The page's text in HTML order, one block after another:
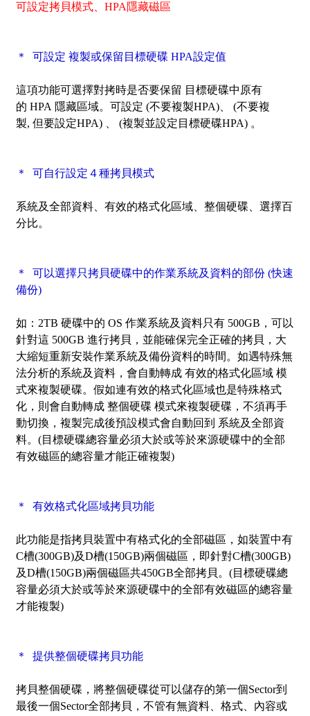
可設定拷貝模式、HPA隱藏磁區
＊ 可設定 複製或保留目標硬碟 HPA設定值
這項功能可選擇對拷時是否要保留 目標硬碟中原有
的 HPA 隱藏區域。可設定 (不要複製HPA)、 (不要複
製, 但要設定HPA) 、 (複製並設定目標硬碟HPA) 。
＊ 可自行設定４種拷貝模式
系統及全部資料、有效的格式化區域、整個硬碟、選擇百
分比。
＊ 可以選擇只拷貝硬碟中的作業系統及資料的部份 (快速
備份)
如：2TB 硬碟中的 OS 作業系統及資料只有 500GB，可以
針對這 500GB 進行拷貝，並能確保完全正確的拷貝，大
大縮短重新安裝作業系統及備份資料的時間。如遇特殊無
法分析的系統及資料，會自動轉成 有效的格式化區域 模
式來複製硬碟。假如連有效的格式化區域也是特殊格式
化，則會自動轉成 整個硬碟 模式來複製硬碟，不須再手
動切換，複製完成後預設模式會自動回到 系統及全部資
料。(目標硬碟總容量必須大於或等於來源硬碟中的全部
有效磁區的總容量才能正確複製)
＊ 有效格式化區域拷貝功能
此功能是指拷貝裝置中有格式化的全部磁區，如裝置中有
C槽(300GB)及D槽(150GB)兩個磁區，即針對C槽(300GB)
及D槽(150GB)兩個磁區共450GB全部拷貝。(目標硬碟總
容量必須大於或等於來源硬碟中的全部有效磁區的總容量
才能複製)
＊ 提供整個硬碟拷貝功能
拷貝整個硬碟，將整個硬碟從可以儲存的第一個Sector到
最後一個Sector全部拷貝，不管有無資料、格式、內容或